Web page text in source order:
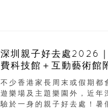
深圳親子好去處2026
費科技館＋互動藝術館
不少香港家長周末或假期都
遊樂場及主題樂園外，近年
驗於一身的親子好去處！暑